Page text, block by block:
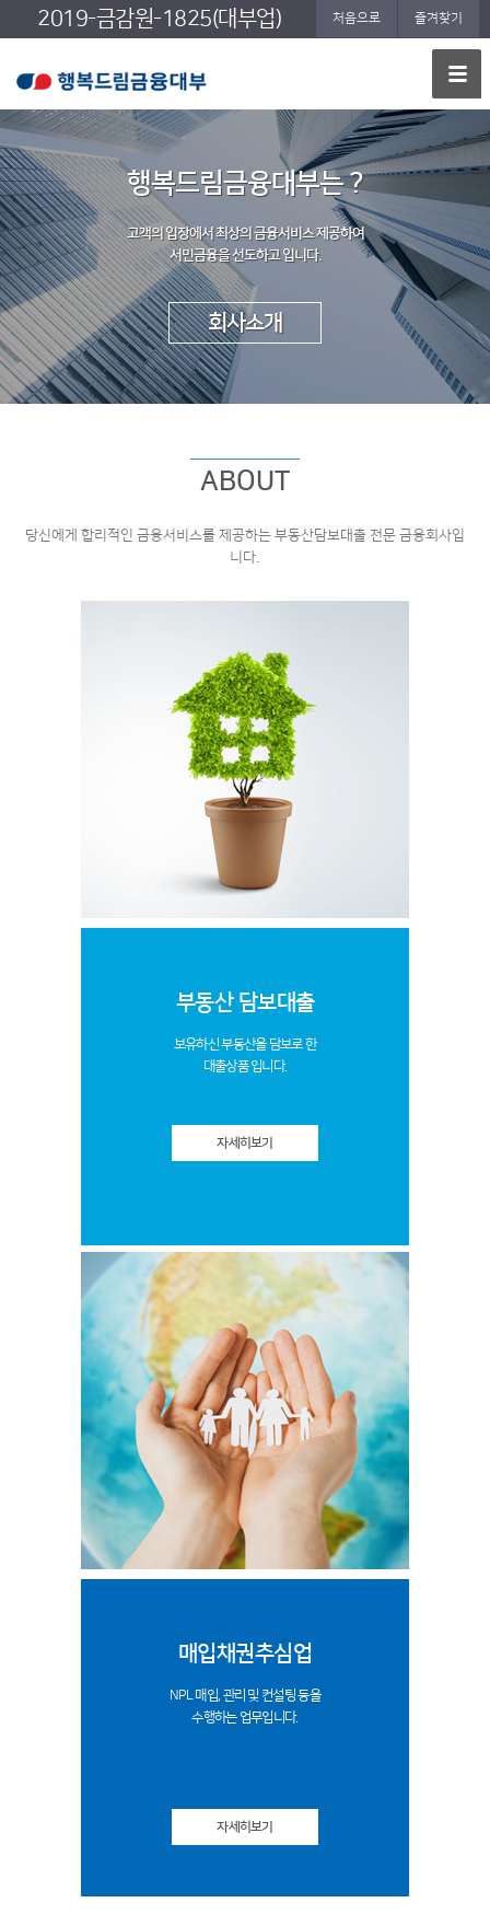
2019-금감원-1825(대부업) 처음으로 즐겨찾기
행복드림금융대부는 ?
고객의 입장에서 최상의 금융서비스 제공하여
서민금융을 선도하고 입니다.
회사소개
ABOUT
당신에게 합리적인 금융서비스를 제공하는 부동산담보대출 전문 금융회사입
니다.
부동산 담보대출
보유하신 부동산을 담보로 한
대출상품 입니다.
자세히보기
매입채권추심업
NPL 매입, 관리 및 컨설팅 등을
수행하는 업무입니다.
자세히보기